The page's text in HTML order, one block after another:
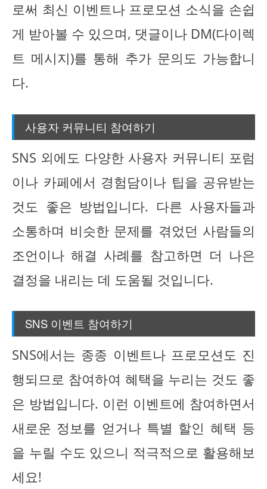
로써 최신 이벤트나 프로모션 소식을 손쉽
게 받아볼 수 있으며, 댓글이나 DM(다이렉
트 메시지)를 통해 추가 문의도 가능합니
다.
사용자 커뮤니티 참여하기
SNS 외에도 다양한 사용자 커뮤니티 포럼
이나 카페에서 경험담이나 팁을 공유받는
것도 좋은 방법입니다. 다른 사용자들과
소통하며 비슷한 문제를 겪었던 사람들의
조언이나 해결 사례를 참고하면 더 나은
결정을 내리는 데 도움될 것입니다.
SNS 이벤트 참여하기
SNS에서는 종종 이벤트나 프로모션도 진
행되므로 참여하여 혜택을 누리는 것도 좋
은 방법입니다. 이런 이벤트에 참여하면서
새로운 정보를 얻거나 특별 할인 혜택 등
을 누릴 수도 있으니 적극적으로 활용해보
세요!